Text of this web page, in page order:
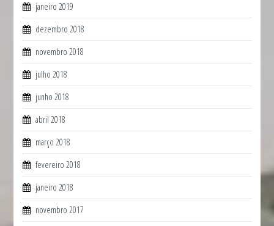
janeiro 2019
dezembro 2018
novembro 2018
julho 2018
junho 2018
abril 2018
março 2018
fevereiro 2018
janeiro 2018
novembro 2017